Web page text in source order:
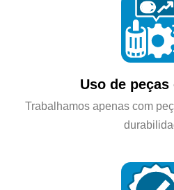
Uso de
Trabalhamos apenas com